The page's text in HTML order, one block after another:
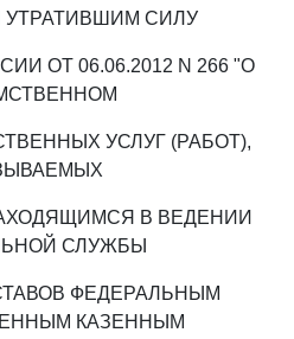
СИЛУ
ОТ 06.06.2012 N 266 "О
УСЛУГ (РАБОТ),
В ВЕДЕНИИ
СЛУЖБЫ
ФЕДЕРАЛЬНЫМ
КАЗЕННЫМ